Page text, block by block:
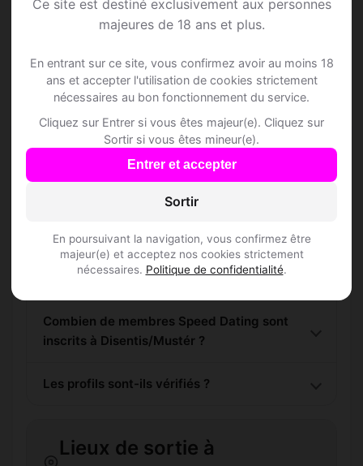
Ce site est destiné exclusivement aux personnes
majeures de 18 ans et plus.
En entrant sur ce site, vous confirmez avoir au moins 18
ans et accepter l'utilisation de cookies strictement
nécessaires au bon fonctionnement du service.
Cliquez sur Entrer si vous êtes majeur(e). Cliquez sur
Sortir si vous êtes mineur(e).
Entrer et accepter
Sortir
En poursuivant la navigation, vous confirmez être
majeur(e) et acceptez nos cookies strictement
nécessaires. Politique de confidentialité.
S'inscrire gratuitement
Questions fréquentes
Disentis/Mustér ?
L'inscription est-elle gratuite ?
Combien de membres Speed Dating sont
inscrits à Disentis/Mustér ?
Les profils sont-ils vérifiés ?
Lieux de sortie à